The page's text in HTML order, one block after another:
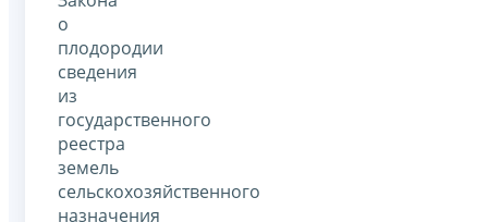
о
плодородии
сведения
из
государственного
реестра
земель
сельскохозяйственного
назначения